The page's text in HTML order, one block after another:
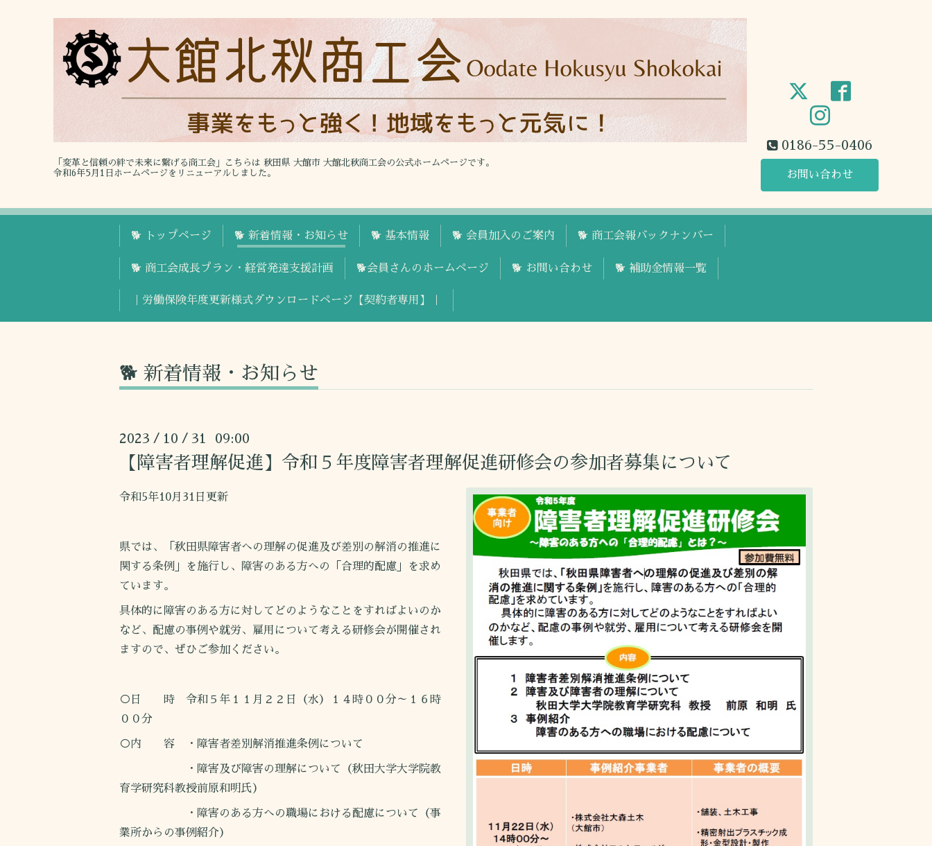
「変革と信頼の絆で未来に繋げる商工会」こちらは 秋田県 大館市 大館北秋商工会の公式ホームページです。
令和6年5月1日ホームページをリニューアルしました。
0186-55-0406
お問い合わせ
🐕 トップページ 🐕 新着情報・お知らせ 🐕 基本情報 🐕 会員加入のご案内 🐕 商工会報バックナンバー
🐕 商工会成長プラン・経営発達支援計画 🐕会員さんのホームページ 🐕 お問い合わせ 🐕 補助金情報一覧
｜労働保険年度更新様式ダウンロードページ【契約者専用】｜
🐕 新着情報・お知らせ
2023 / 10 / 31 09:00
【障害者理解促進】令和５年度障害者理解促進研修会の参加者募集について
令和5年10月31日更新
県では、「秋田県障害者への理解の促進及び差別の解消の推進に
関する条例」を施行し、障害のある方への「合理的配慮」を求め
ています。
具体的に障害のある方に対してどのようなことをすればよいのか
など、配慮の事例や就労、雇用について考える研修会が開催され
ますので、ぜひご参加ください。
○日 時 令和５年１１月２２日（水）１４時００分～１６時
００分
○内 容 ・障害者差別解消推進条例について
・障害及び障害の理解について（秋田大学大学院教
育学研究科教授前原和明氏）
・障害のある方への職場における配慮について（事
業所からの事例紹介）